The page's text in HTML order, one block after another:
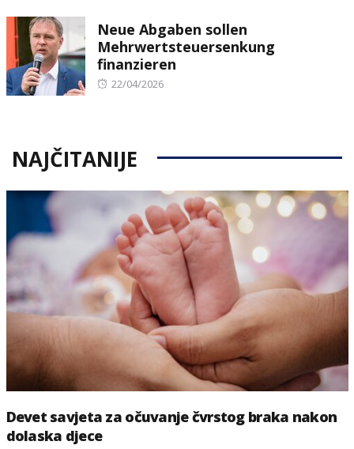
Neue Abgaben sollen
Mehrwertsteuersenkung
finanzieren
Posted
22/04/2026
NAJČITANIJE
Devet savjeta za očuvanje čvrstog braka nakon
dolaska djece